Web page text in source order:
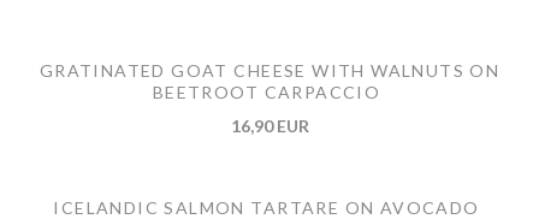
GRATINATED GOAT CHEESE WITH WALNUTS ON
BEETROOT CARPACCIO
16,90 EUR
ICELANDIC SALMON TARTARE ON AVOCADO